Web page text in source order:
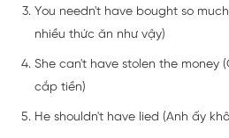
You needn't have bought so
nhiều thức ăn như vậy)
She can't have stolen the money
cắp tiền)
He shouldn't have lied (Anh ấy